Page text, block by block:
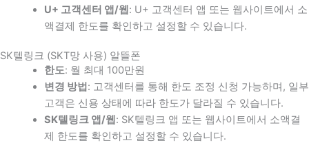
U+ 고객센터 앱/웹 : U+ 고객센터 앱 또는 웹사이트에서 소
액결제 한도를 확인하고 설정할 수 있습니다.
SK텔링크 (SKT망 사용) 알뜰폰
한도: 월 최대 100만원
변경 방법 : 고객센터를 통해 한도 조정 신청 가능하며, 일부
고객은 신용 상태에 따라 한도가 달라질 수 있습니다.
SK텔링크 앱/웹 : SK텔링크 앱 또는 웹사이트에서 소액결
제 한도를 확인하고 설정할 수 있습니다.